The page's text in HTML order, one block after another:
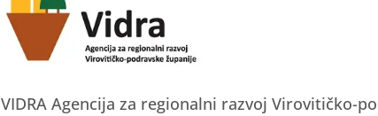
VIDRA Agencija za regionalni razvoj Virovitičko-